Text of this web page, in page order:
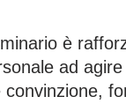
è
ad
convinzione,